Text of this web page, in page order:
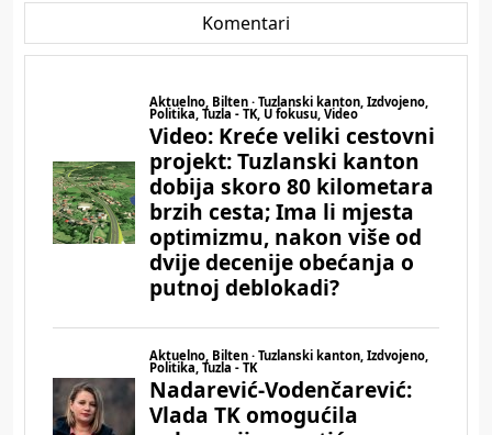
Komentari